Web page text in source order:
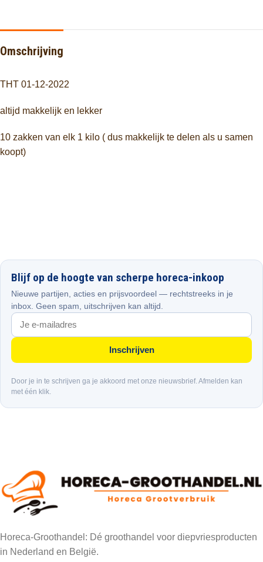
Omschrijving
THT 01-12-2022
altijd makkelijk en lekker
10 zakken van elk 1 kilo ( dus makkelijk te delen als u samen
koopt)
Blijf op de hoogte van scherpe horeca-inkoop
Nieuwe partijen, acties en prijsvoordeel — rechtstreeks in je
inbox. Geen spam, uitschrijven kan altijd.
Inschrijven
Door je in te schrijven ga je akkoord met onze nieuwsbrief. Afmelden kan
met één klik.
Horeca-Groothandel: Dé groothandel voor diepvriesproducten
in Nederland en België.